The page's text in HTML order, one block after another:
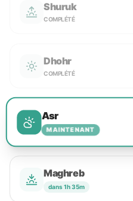
Shuruk
COMPLÉTÉ
Dhohr
COMPLÉTÉ
Asr
MAINTENANT
Maghreb
dans 1h 35m